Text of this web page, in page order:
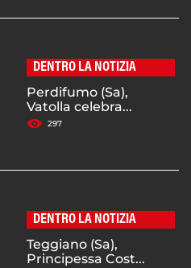
DENTRO LA NOTIZIA
Perdifumo (Sa),
Vatolla celebra...
297
DENTRO LA NOTIZIA
Teggiano (Sa),
Principessa Cost...